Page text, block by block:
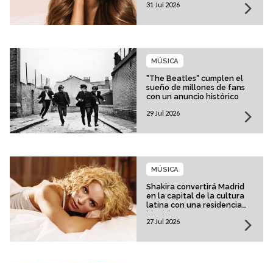
31 Jul 2026
"The Beatles" cumplen el
sueño de millones de fans
con un anuncio histórico
MÚSICA
29 Jul 2026
Shakira convertirá Madrid
en la capital de la cultura
latina con una residencia
histórica
MÚSICA
27 Jul 2026